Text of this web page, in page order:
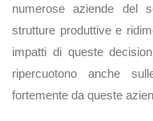
numerose aziende del
strutture produttive e
impatti di queste
ripercuotono anche
fortemente da queste